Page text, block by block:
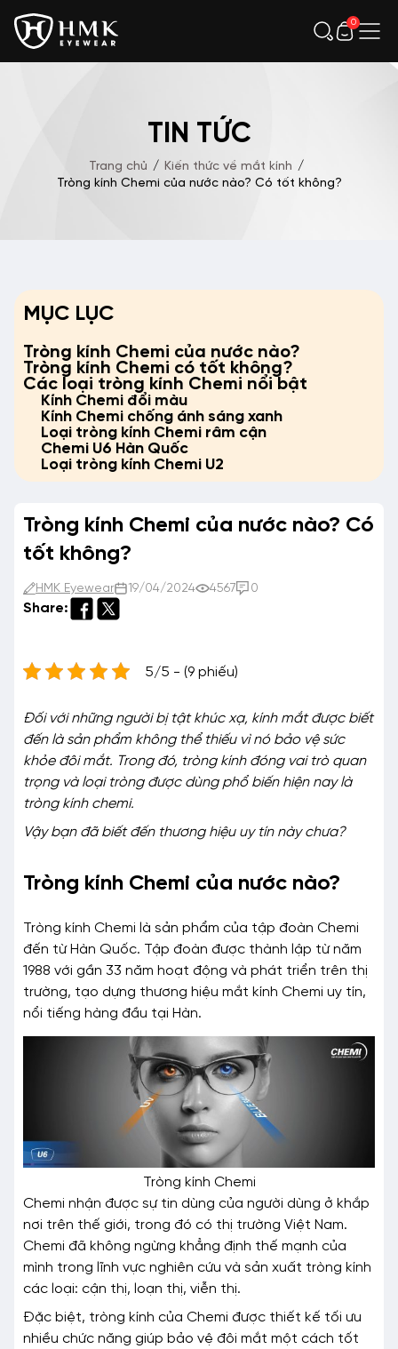
0
TIN TỨC
Trang chủ / Kiến thức về mắt kính /
Tròng kính Chemi của nước nào? Có tốt không?
Tròng kính Chemi của nước nào? Có
tốt không?
HMK Eyewear 19/04/2024 4567 0
Share:
5/5 - (9 phiếu)
Đối với những người bị tật khúc xạ, kính mắt được biết
đến là sản phẩm không thể thiếu vì nó bảo vệ sức
khỏe đôi mắt. Trong đó, tròng kính đóng vai trò quan
trọng và loại tròng được dùng phổ biến hiện nay là
tròng kính chemi.
Vậy bạn đã biết đến thương hiệu uy tín này chưa?
Tròng kính Chemi của nước nào?
Tròng kính Chemi là sản phẩm của tập đoàn Chemi
đến từ Hàn Quốc. Tập đoàn được thành lập từ năm
1988 với gần 33 năm hoạt động và phát triển trên thị
trường, tạo dựng thương hiệu mắt kính Chemi uy tín,
nổi tiếng hàng đầu tại Hàn.
Tròng kính Chemi
Chemi nhận được sự tin dùng của người dùng ở khắp
nơi trên thế giới, trong đó có thị trường Việt Nam.
Chemi đã không ngừng khẳng định thế mạnh của
mình trong lĩnh vực nghiên cứu và sản xuất tròng kính
các loại: cận thị, loạn thị, viễn thị.
Đặc biệt, tròng kính của Chemi được thiết kế tối ưu
nhiều chức năng giúp bảo vệ đôi mắt một cách tốt
MỤC LỤC
Tròng kính Chemi của nước nào?
Tròng kính Chemi có tốt không?
Các loại tròng kính Chemi nổi bật
Kính Chemi đổi màu
Kính Chemi chống ánh sáng xanh
Loại tròng kính Chemi râm cận
Chemi U6 Hàn Quốc
Loại tròng kính Chemi U2